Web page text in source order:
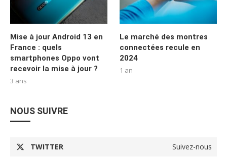
Mise à jour Android 13 en
France : quels
smartphones Oppo vont
recevoir la mise à jour ?
3 ans
Le marché des montres
connectées recule en
2024
1 an
NOUS SUIVRE
TWITTER Suivez-nous